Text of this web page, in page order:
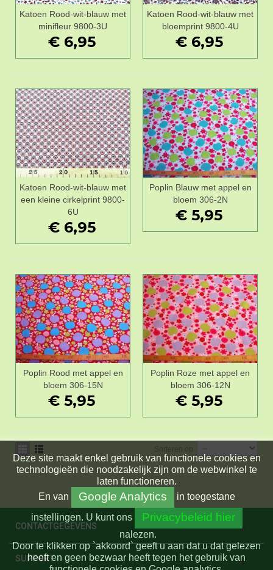
Katoen Rood-wit-blauw met
minifleur 9800-3U
€ 6,95
Katoen Rood-wit-blauw met
bloemprint 9800-4U
€ 6,95
Katoen Rood-wit-blauw met
een kleine cirkelprint 9800-
6U
€ 6,95
Poplin Blauw met appel en
bloem 306-2N
€ 5,95
Poplin Rood met appel en
bloem 306-15N
€ 5,95
Poplin Roze met appel en
bloem 306-12N
€ 5,95
Sorteren op
CONTACTGEGEVENS
SUPPORT
Deze site maakt enkel gebruik van functionele cookies en
technologieën die noodzakelijk zijn om de webwinkel te
laten functioneren.
En van Google Analytics
in toegestane
instellingen. U kunt ons Privacybeleid hier
nalezen.
Door te klikken op `akkoord` geeft u aan dat u dat gelezen
heeft en geen bezwaar heeft tegen het gebruik van